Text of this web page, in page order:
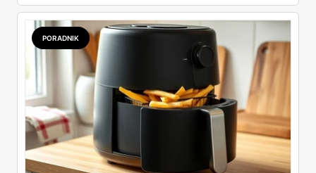
wszystko w jednym miejscu: jak zamawiać, ile trwa zwrot,
jakie kody rabatowe działają w sierpniu i które produkty
faktycznie warto włożyć do koszyka.
PORADNIK